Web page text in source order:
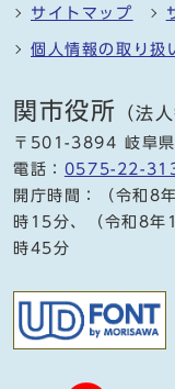
サイトマップ
個人情報の取り扱
関市役所 （法
〒501-3894 岐阜県
電話： 0575-22-
開庁時間：（令和
時15分、（令和8
時45分